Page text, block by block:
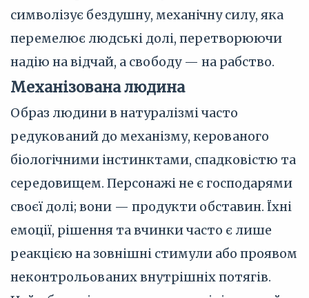
символізує бездушну, механічну силу, яка
перемелює людські долі, перетворюючи
надію на відчай, а свободу — на рабство.
Механізована людина
Образ людини в натуралізмі часто
редукований до механізму, керованого
біологічними інстинктами, спадковістю та
середовищем. Персонажі не є господарями
своєї долі; вони — продукти обставин. Їхні
емоції, рішення та вчинки часто є лише
реакцією на зовнішні стимули або проявом
неконтрольованих внутрішніх потягів.